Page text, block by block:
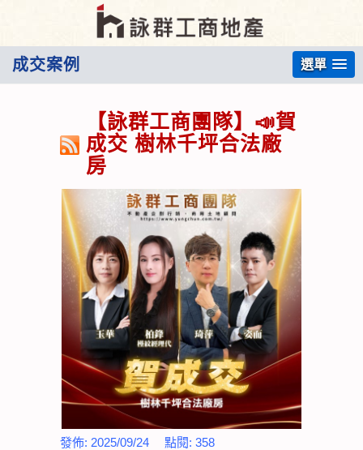
成交案例 選單
【詠群工商團隊】📣賀
成交 樹林千坪合法廠
房
發佈: 2025/09/24 點閱: 358